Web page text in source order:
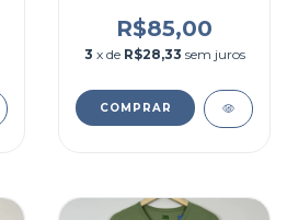
R$85,00
3 x de R$28,33 sem juros
COMPRAR